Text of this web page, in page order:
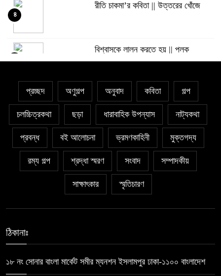
রীতি চাকমা’র কবিতা || উত্তরের খোঁজে
৪
বিশ্বাসকে লালন করতে হয় || পলক
রহমান।
Eva Petropoulou Lianoy
৬
নাজমা বেগম নাজু’র কবিতা || ঘোর দক্ষিণার
ঘনঘটায়
৭
সাঈদা আজিজ চৌধুরী’র কবিতা || কফিনে
চেয়ে ভারী
৯
৫ জুলাই কবি, সংগঠক ও সম্পাদক বাপ্পি
প্রচ্ছদ অণুগল্প অনুবাদ কবিতা গল্প
চলচ্চিত্রকথা ছড়া ধারাবাহিক উপন্যাস নাট্যকথা
প্রবন্ধ বই আলোচনা ভ্রমণকাহিনী মুক্তগদ্য
রম্য গল্প শ্রদ্ধা স্মরণ সংবাদ সম্পাদকীয়
সাক্ষাৎকার স্মৃতিচারণ
ঠিকানাঃ
১৮ নং সোনার বাংলা মার্কেট সমীর ম্যনশন ইসলামপুর ঢাকা-১১০০ বাংলাদেশ